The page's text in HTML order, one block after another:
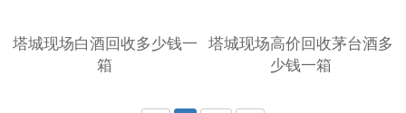
塔城现场白酒回收多少钱一
箱
塔城现场高价回收茅台酒多
少钱一箱